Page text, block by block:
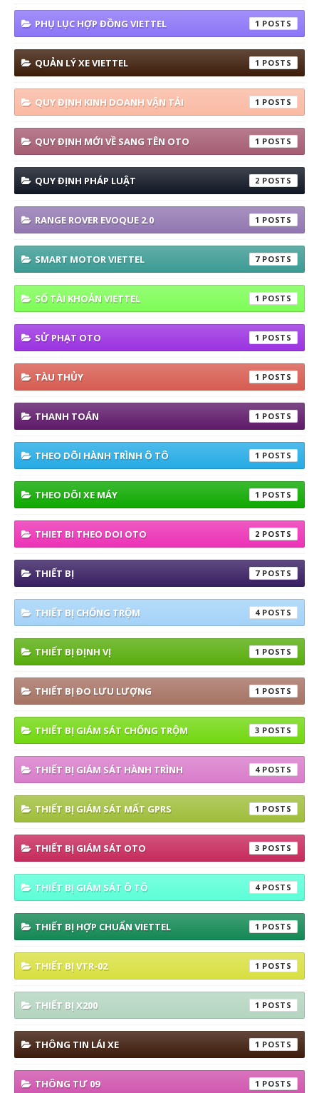
PHỤ LỤC HỢP ĐỒNG VIETTEL 1
QUẢN LÝ XE VIETTEL 1
QUY ĐỊNH KINH DOANH VẬN TẢI 1
QUY ĐỊNH MỚI VỀ SANG TÊN OTO 1
QUY ĐỊNH PHÁP LUẬT 2
RANGE ROVER EVOQUE 2.0 1
SMART MOTOR VIETTEL 7
SỐ TÀI KHOẢN VIETTEL 1
SỬ PHẠT OTO 1
TÀU THỦY 1
THANH TOÁN 1
THEO DÕI HÀNH TRÌNH Ô TÔ 1
THEO DÕI XE MÁY 1
THIET BI THEO DOI OTO 2
THIẾT BỊ 7
THIẾT BỊ CHỐNG TRỘM 4
THIẾT BỊ ĐỊNH VỊ 1
THIẾT BỊ ĐO LƯU LƯỢNG 1
THIẾT BỊ GIÁM SÁT CHỐNG TRỘM 3
THIẾT BỊ GIÁM SÁT HÀNH TRÌNH 4
THIẾT BỊ GIÁM SÁT MẤT GPRS 1
THIẾT BỊ GIÁM SÁT OTO 3
THIẾT BỊ GIÁM SÁT Ô TÔ 4
THIẾT BỊ HỢP CHUẨN VIETTEL 1
THIẾT BỊ VTR-02 1
THIẾT BỊ X200 1
THÔNG TIN LÁI XE 1
THÔNG TƯ 09 1